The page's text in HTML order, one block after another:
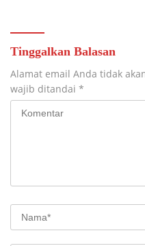
Tinggalkan Balasan
Alamat email Anda tidak
wajib ditandai *